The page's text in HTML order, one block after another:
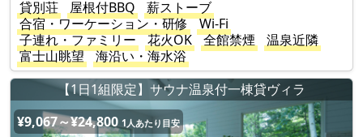
貸別荘 屋根付BBQ
薪ストーブ
合宿・ワーケーション・研修
Wi-Fi
子連れ・ファミリー
花火OK 全館禁煙
温泉近隣
富士山眺望
海沿い・海水浴
【1日1組限定】サウナ温泉付一棟貸ヴィラ
¥9,067～¥24,800 1人あたり目安